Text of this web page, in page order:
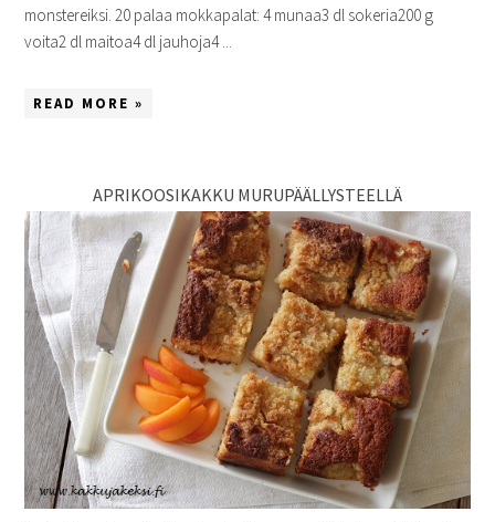
monstereiksi. 20 palaa mokkapalat: 4 munaa3 dl sokeria200 g
voita2 dl maitoa4 dl jauhoja4 ...
READ MORE »
APRIKOOSIKAKKU MURUPÄÄLLYSTEELLÄ